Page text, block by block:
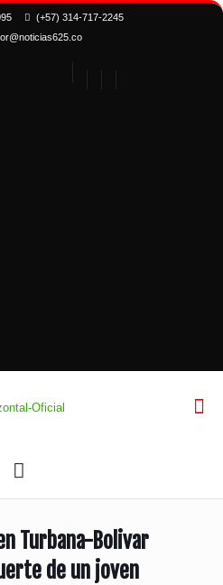
(+57) 314-717-2245
Turbana-Bolivar
de un joven